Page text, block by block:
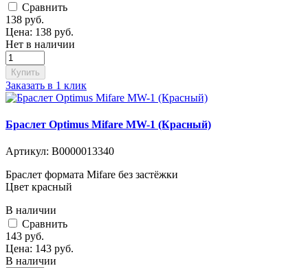
Cравнить
138 руб.
Цена: 138 руб.
Нет в наличии
Купить
Заказать в 1 клик
Браслет Optimus Mifare MW-1 (Красный)
Артикул: В0000013340
Браслет формата Mifare без застёжки
Цвет красный
В наличии
Cравнить
143 руб.
Цена: 143 руб.
В наличии